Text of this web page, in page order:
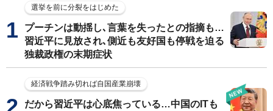
選挙を前に分裂をはじめた
プーチンは動揺し､言葉を失ったとの指摘も…
習近平に見放され､側近も友好国も停戦を迫る
独裁政権の末期症状
経済戦争踏み切れば自国産業崩壊
だから習近平は心底焦っている…中国のITも